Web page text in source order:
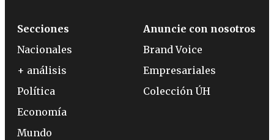
Secciones
Nacionales
+ análisis
Política
Economía
Mundo
Anuncie con nosotros
Brand Voice
Empresariales
Colección ÚH